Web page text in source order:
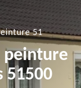
51
peinture
51500